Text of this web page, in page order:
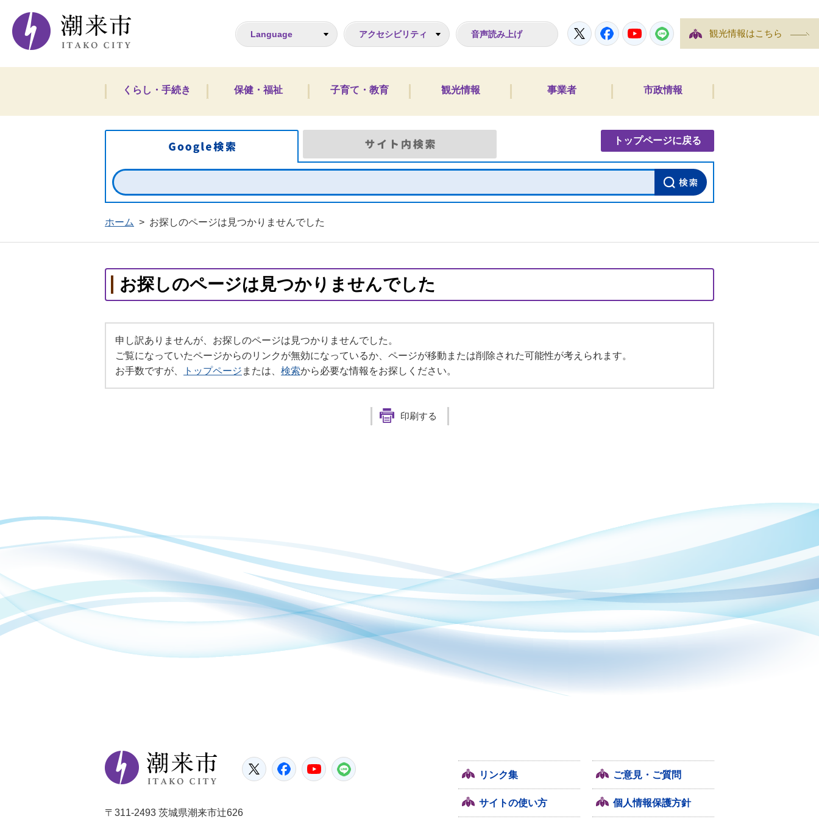
潮来市ホームページ
Language アクセシビリティ 音声読み上げ TwitterFacebookYouTubeLINE 観光情報はこちら
くらし・手続き 保健・福祉 子育て・教育 観光情報 事業者 市政情報
Google検索 トップページに戻る
ホーム > お探しのページは見つかりませんでした
お探しのページは見つかりませんでした
申し訳ありませんが、お探しのページは見つかりませんでした。
ご覧になっていたページからのリンクが無効になっているか、ページが移動または削除された可能性が考えられます。
お手数ですが、
トップページ または、 検索から必要な情報をお探しください。
印刷する
潮来市
Twitter FacebookYouTube
〒311-2493 茨城県潮来市辻626
リンク集 ご意見・ご質問
サイトの使い方 個人情報保護方針